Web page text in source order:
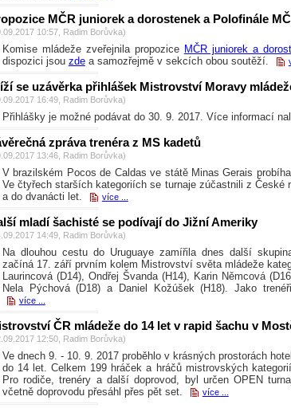
MČR juniorek a dorostenek a Polofinále
10:57, Radim Borůvka)
Komise mládeže zveřejnila propozice MČR juniorek a
dispozici jsou zdea samozřejmě v sekcích obou soutěží.
se uzávěrka přihlášek Mistrovství Moravy
16:49, Radim Borůvka)
Přihlášky je možné podávat do 30. 9. 2017. Více informací
zpráva trenéra z MS kadetů
13:46, Radim Borůvka)
V brazilském Pocos de Caldas ve státě Minas Gerais
Ve čtyřech starších kategoriích se turnaje zúčastnili z
a do dvanácti let.
více ...
mladí šachisté se podívají do Jižní Ameriky
14:49, Radim Borůvka)
Na dlouhou cestu do Uruguaye zamířila dnes další
začíná 17. září prvním kolem Mistrovství světa mládeže
Laurincová (D14), Ondřej Švanda (H14), Karin Němcová
Nela Pýchová (D18) a Daniel Kožúšek (H18). Jako
více ...
ČR mládeže do 14 let v rapid šachu v
12:50, Radim Borůvka)
Ve dnech 9. - 10. 9. 2017 proběhlo v krásných prostorách
do 14 let. Celkem 199 hráček a hráčů mistrovských
Pro rodiče, trenéry a další doprovod, byl určen OPEN
včetně doprovodu přesáhl přes pět set.
více ...